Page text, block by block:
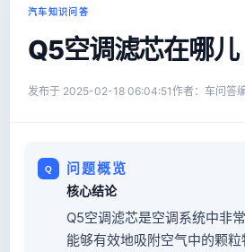
汽车知识问答
Q5空调滤芯在哪儿
发布于 2025-02-18 06:04:51作者：车问答
问题概览
核心结论
Q5空调滤芯是空调系统中非
能够有效地吸附空气中的颗